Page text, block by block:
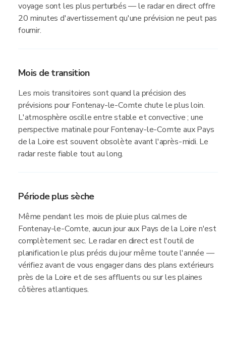
voyage sont les plus perturbés — le radar en direct offre
20 minutes d'avertissement qu'une prévision ne peut pas
fournir.
Mois de transition
Les mois transitoires sont quand la précision des
prévisions pour Fontenay-le-Comte chute le plus loin.
L'atmosphère oscille entre stable et convective ; une
perspective matinale pour Fontenay-le-Comte aux Pays
de la Loire est souvent obsolète avant l'après-midi. Le
radar reste fiable tout au long.
Période plus sèche
Même pendant les mois de pluie plus calmes de
Fontenay-le-Comte, aucun jour aux Pays de la Loire n'est
complètement sec. Le radar en direct est l'outil de
planification le plus précis du jour même toute l'année —
vérifiez avant de vous engager dans des plans extérieurs
près de la Loire et de ses affluents ou sur les plaines
côtières atlantiques.